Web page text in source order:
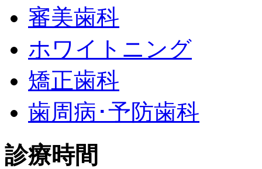
審美歯科
ホワイトニング
矯正歯科
歯周病･予防歯科
診療時間